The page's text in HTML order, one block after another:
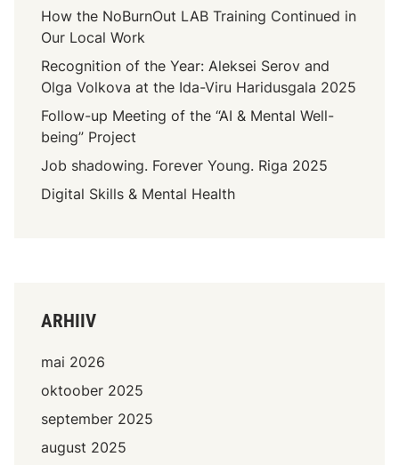
How the NoBurnOut LAB Training Continued in
Our Local Work
Recognition of the Year: Aleksei Serov and
Olga Volkova at the Ida-Viru Haridusgala 2025
Follow-up Meeting of the “AI & Mental Well-
being” Project
Job shadowing. Forever Young. Riga 2025
Digital Skills & Mental Health
ARHIIV
mai 2026
oktoober 2025
september 2025
august 2025